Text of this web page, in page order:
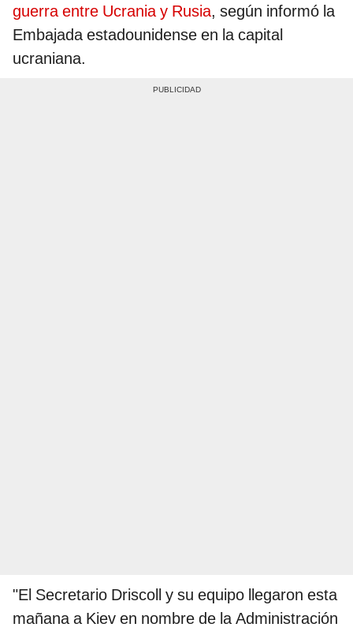
guerra entre Ucrania y Rusia, según informó la
Embajada estadounidense en la capital
ucraniana.
"El Secretario Driscoll y su equipo llegaron esta
mañana a Kiev en nombre de la Administración